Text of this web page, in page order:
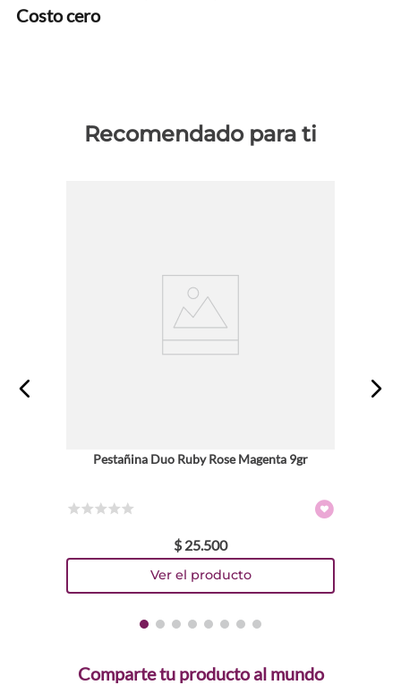
Costo cero
Recomendado para ti
Pestañina Duo Ruby Rose Magenta 9gr
$ 25.500
Comparte